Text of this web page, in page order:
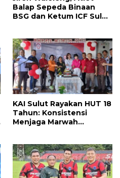
Balap Sepeda Binaan
BSG dan Ketum ICF Sulut
KAI Sulut Rayakan HUT 18
Tahun: Konsistensi
Menjaga Marwah
Maju